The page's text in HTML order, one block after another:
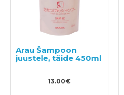
Arau Šampoon
juustele, täide 450ml
13.00€